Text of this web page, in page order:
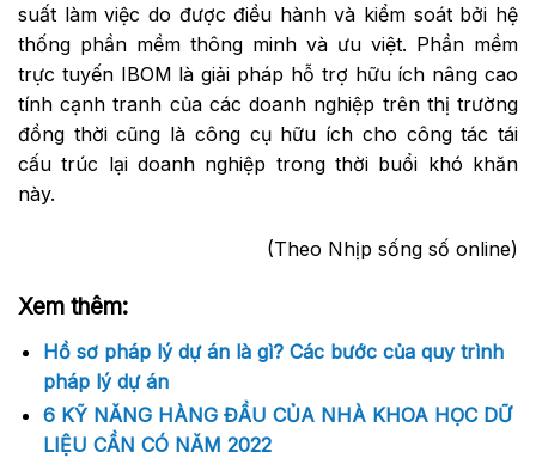
suất làm việc do được điều hành và kiểm soát bởi hệ
thống phần mềm thông minh và ưu việt. Phần mềm
trực tuyến IBOM là giải pháp hỗ trợ hữu ích nâng cao
tính cạnh tranh của các doanh nghiệp trên thị trường
đồng thời cũng là công cụ hữu ích cho công tác tái
cấu trúc lại doanh nghiệp trong thời buổi khó khăn
này.
(Theo Nhịp sống số online)
Xem thêm:
Hồ sơ pháp lý dự án là gì? Các bước của quy trình
pháp lý dự án
6 KỸ NĂNG HÀNG ĐẦU CỦA NHÀ KHOA HỌC DỮ
LIỆU CẦN CÓ NĂM 2022